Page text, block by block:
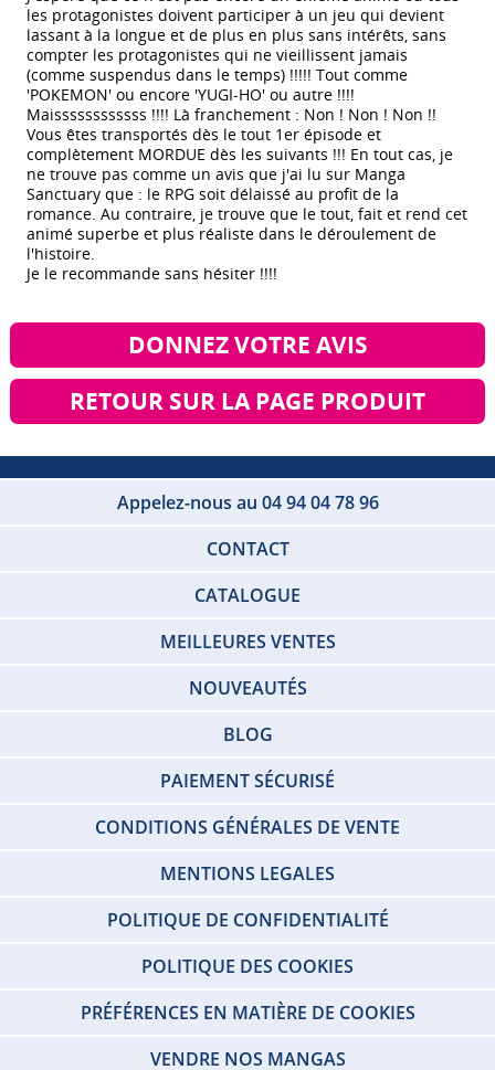
les protagonistes doivent participer à un jeu qui devient
lassant à la longue et de plus en plus sans intérêts, sans
compter les protagonistes qui ne vieillissent jamais
(comme suspendus dans le temps) !!!!! Tout comme
'POKEMON' ou encore 'YUGI-HO' ou autre !!!!
Maissssssssssss !!!! Là franchement : Non ! Non ! Non !!
Vous êtes transportés dès le tout 1er épisode et
complètement MORDUE dès les suivants !!! En tout cas, je
ne trouve pas comme un avis que j'ai lu sur Manga
Sanctuary que : le RPG soit délaissé au profit de la
romance. Au contraire, je trouve que le tout, fait et rend cet
animé superbe et plus réaliste dans le déroulement de
l'histoire.
Je le recommande sans hésiter !!!!
DONNEZ VOTRE AVIS
RETOUR SUR LA PAGE PRODUIT
Appelez-nous au 04 94 04 78 96
CONTACT
CATALOGUE
MEILLEURES VENTES
NOUVEAUTÉS
BLOG
PAIEMENT SÉCURISÉ
CONDITIONS GÉNÉRALES DE VENTE
MENTIONS LEGALES
POLITIQUE DE CONFIDENTIALITÉ
POLITIQUE DES COOKIES
PRÉFÉRENCES EN MATIÈRE DE COOKIES
VENDRE NOS MANGAS